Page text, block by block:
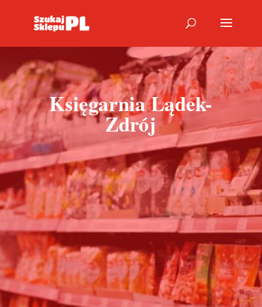
Księgarnia Lądek-
Zdrój